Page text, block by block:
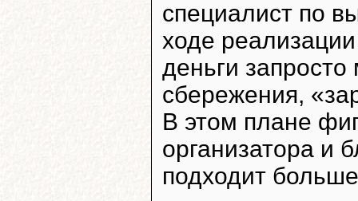
специалист по
ходе
деньги
сбережения,
В этом плане
организатора и
подходит